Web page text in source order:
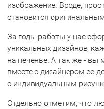
изображение. Вроде,
становится
За годы работы у нас
уникальных дизайнов,
на печенье. А так же - вы
вместе с дизайнером ее
с индивидуальным
Отдельно отметим, что